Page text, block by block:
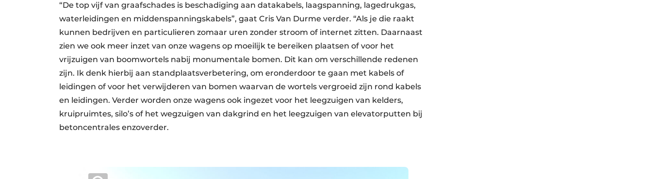
“De top vijf van graafschades is beschadiging aan datakabels, laagspanning, lagedrukgas,
waterleidingen en middenspanningskabels”, gaat Cris Van Durme verder. “Als je die raakt
kunnen bedrijven en particulieren zomaar uren zonder stroom of internet zitten. Daarnaast
zien we ook meer inzet van onze wagens op moeilijk te bereiken plaatsen of voor het
vrijzuigen van boomwortels nabij monumentale bomen. Dit kan om verschillende redenen
zijn. Ik denk hierbij aan standplaatsverbetering, om eronderdoor te gaan met kabels of
leidingen of voor het verwijderen van bomen waarvan de wortels vergroeid zijn rond kabels
en leidingen. Verder worden onze wagens ook ingezet voor het leegzuigen van kelders,
kruipruimtes, silo’s of het wegzuigen van dakgrind en het leegzuigen van elevatorputten bij
betoncentrales enzoverder.